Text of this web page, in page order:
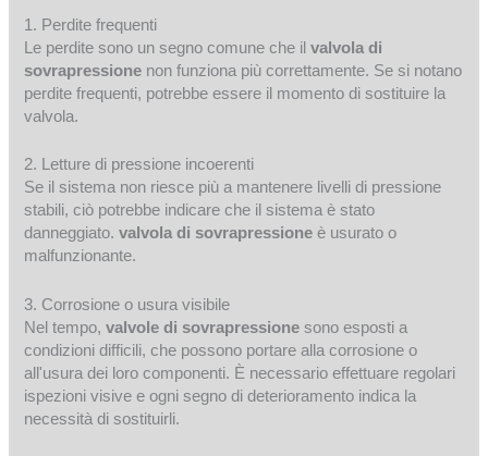
1. Perdite frequenti
Le perdite sono un segno comune che ilvalvola di
sovrapressione non funziona più correttamente. Se si notano
perdite frequenti, potrebbe essere il momento di sostituire la
valvola.
2. Letture di pressione incoerenti
Se il sistema non riesce più a mantenere livelli di pressione
stabili, ciò potrebbe indicare che il sistema è stato
danneggiato.valvola di sovrapressione è usurato o
malfunzionante.
3. Corrosione o usura visibile
Nel tempo,valvole di sovrapressione sono esposti a
condizioni difficili, che possono portare alla corrosione o
all'usura dei loro componenti. È necessario effettuare regolari
ispezioni visive e ogni segno di deterioramento indica la
necessità di sostituirli.